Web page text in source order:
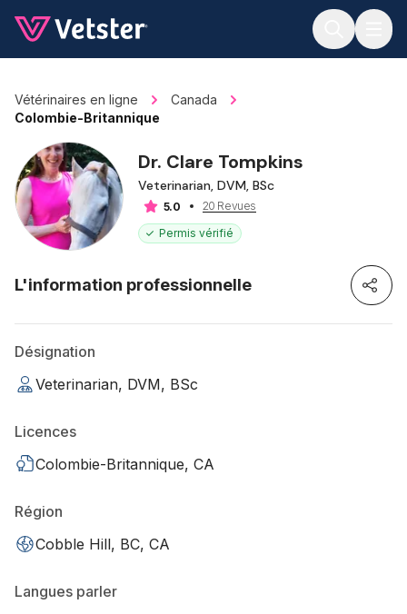
Vétérinaires en ligne
Canada
Colombie-Britannique
Dr. Clare Tompkins
Veterinarian, DVM, BSc
5.0
20 Revues
Permis vérifié
L'information professionnelle
Désignation
Veterinarian, DVM, BSc
Licences
Colombie-Britannique, CA
Région
Cobble Hill, BC, CA
Langues parler